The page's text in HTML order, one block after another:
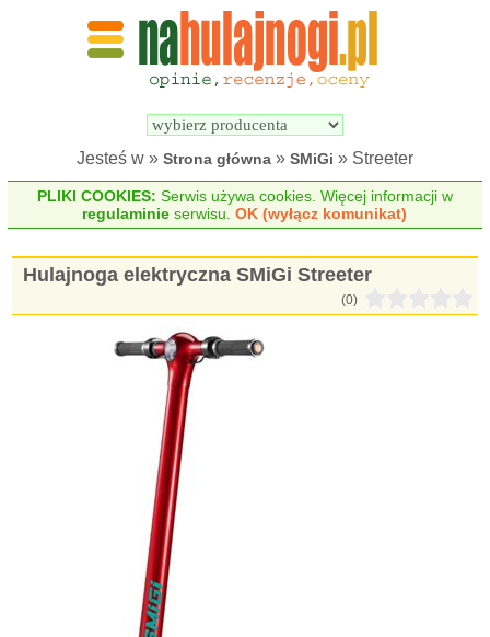
Wyszukiwarka
elektrycznych
Jesteś w » Strona główna » SMiGi » Streeter
PLIKI COOKIES: Serwis używa cookies. Więcej informacji w
regulaminie serwisu.OK (wyłącz komunikat)
Hulajnoga elektryczna SMiGi Streeter
(0)